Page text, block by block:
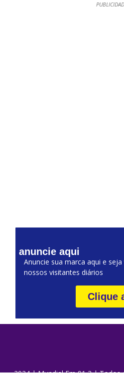
anuncie aqui
Anuncie sua marca aqui e
nossos visitantes diários
Clique
2024 | Mundial Fm 91,3 | Todos